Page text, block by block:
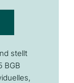
stellt
BGB